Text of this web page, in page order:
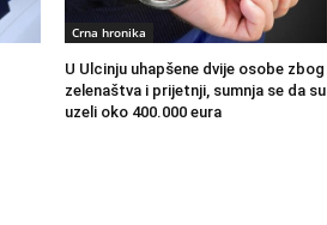
Crna hronika
U Ulcinju uhapšene dvije osobe zbog
zelenaštva i prijetnji, sumnja se da su
uzeli oko 400.000 eura